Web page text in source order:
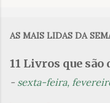
n
t
AS MAIS LIDAS DA
11 Livros que
- sexta-feira,